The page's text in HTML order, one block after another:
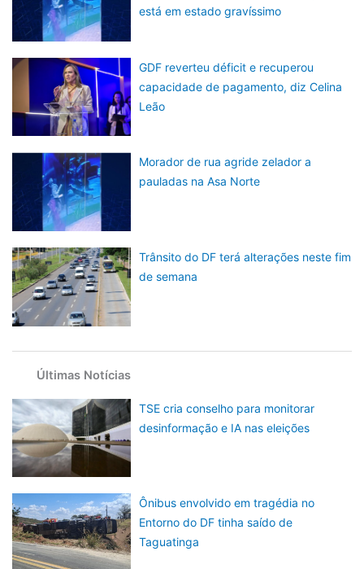
está em estado gravíssimo
GDF reverteu déficit e recuperou
capacidade de pagamento, diz Celina
Leão
Morador de rua agride zelador a
pauladas na Asa Norte
Trânsito do DF terá alterações neste fim
de semana
Últimas Notícias
TSE cria conselho para monitorar
desinformação e IA nas eleições
Ônibus envolvido em tragédia no
Entorno do DF tinha saído de
Taguatinga